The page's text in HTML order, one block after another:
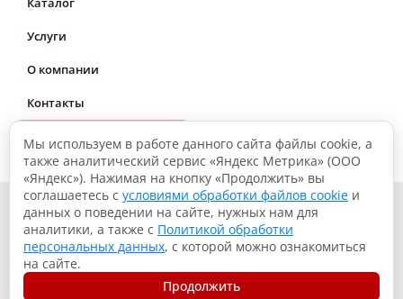
Услуги
О компании
Контакты
© 2026, Склад.38: Подъем со знанием дела
Политика конфиденциальности
Согласие на обработку данных
Использование файлов куки
Мы используем в работе данного сайта файлы cookie, а
также аналитический сервис «Яндекс Метрика» (ООО
«Яндекс»). Нажимая на кнопку «Продолжить» вы
соглашаетесь с условиями обработки файлов cookie и
данных о поведении на сайте, нужных нам для
аналитики, а также с Политикой обработки
персональных данных, с которой можно ознакомиться
на сайте.
Продолжить